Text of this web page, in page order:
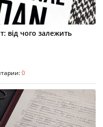
від чого залежить
0